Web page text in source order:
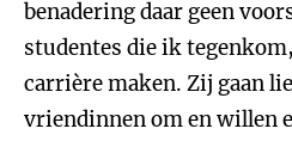
benadering daar geen
studentes die ik
carrière maken. Zij gaan
vriendinnen om en willen